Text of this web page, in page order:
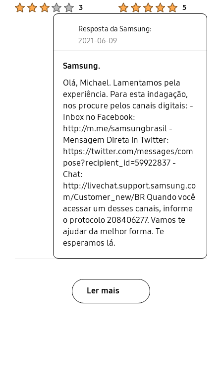
3 5
Resposta da Samsung:
2021-06-09
Samsung.
Olá, Michael. Lamentamos pela
experiência. Para esta indagação,
nos procure pelos canais digitais: -
Inbox no Facebook:
http://m.me/samsungbrasil -
Mensagem Direta in Twitter:
https://twitter.com/messages/com
pose?recipient_id=59922837 -
Chat:
http://livechat.support.samsung.co
m/Customer_new/BR Quando você
acessar um desses canais, informe
o protocolo 208406277. Vamos te
ajudar da melhor forma. Te
esperamos lá.
Ler mais